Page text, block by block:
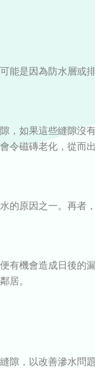
能是因為防水層或
，如果這些縫隙沒
令磁磚老化，從而
的原因之一。再者
有機會造成日後的
居。
隙，以改善滲水問